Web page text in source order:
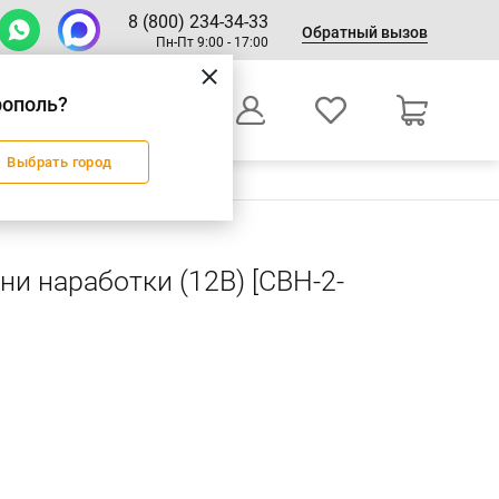
Выбрать город
8 (800) 234-34-33
Пн-Пт 9:00 - 17:00
Обратный вызов
Оформление заказа
наработки (12В) [СВН-2-